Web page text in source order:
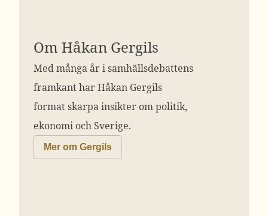
Om Håkan Gergils
Med många år i samhällsdebattens
framkant har Håkan Gergils
format skarpa insikter om politik,
ekonomi och Sverige.
Mer om Gergils